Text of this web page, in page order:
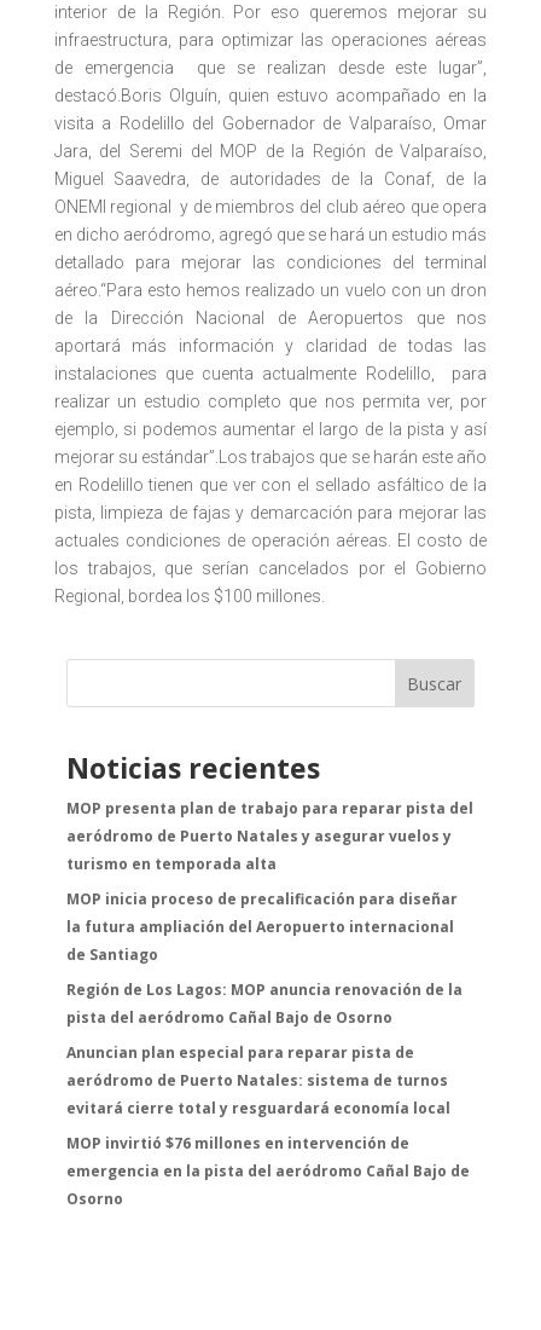
interior de la Región. Por eso queremos mejorar su
infraestructura, para optimizar las operaciones aéreas
de emergencia que se realizan desde este lugar”,
destacó.Boris Olguín, quien estuvo acompañado en la
visita a Rodelillo del Gobernador de Valparaíso, Omar
Jara, del Seremi del MOP de la Región de Valparaíso,
Miguel Saavedra, de autoridades de la Conaf, de la
ONEMI regional y de miembros del club aéreo que opera
en dicho aeródromo, agregó que se hará un estudio más
detallado para mejorar las condiciones del terminal
aéreo.“Para esto hemos realizado un vuelo con un dron
de la Dirección Nacional de Aeropuertos que nos
aportará más información y claridad de todas las
instalaciones que cuenta actualmente Rodelillo, para
realizar un estudio completo que nos permita ver, por
ejemplo, si podemos aumentar el largo de la pista y así
mejorar su estándar”.Los trabajos que se harán este año
en Rodelillo tienen que ver con el sellado asfáltico de la
pista, limpieza de fajas y demarcación para mejorar las
actuales condiciones de operación aéreas. El costo de
los trabajos, que serían cancelados por el Gobierno
Regional, bordea los $100 millones.
Buscar
Noticias recientes
MOP presenta plan de trabajo para reparar pista del
aeródromo de Puerto Natales y asegurar vuelos y
turismo en temporada alta
MOP inicia proceso de precalificación para diseñar
la futura ampliación del Aeropuerto internacional
de Santiago
Región de Los Lagos: MOP anuncia renovación de la
pista del aeródromo Cañal Bajo de Osorno
Anuncian plan especial para reparar pista de
aeródromo de Puerto Natales: sistema de turnos
evitará cierre total y resguardará economía local
MOP invirtió $76 millones en intervención de
emergencia en la pista del aeródromo Cañal Bajo de
Osorno